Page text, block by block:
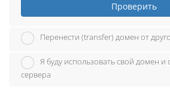
Проверить
Перенести (transfer) домен от
Я буду использовать свой домен
сервера